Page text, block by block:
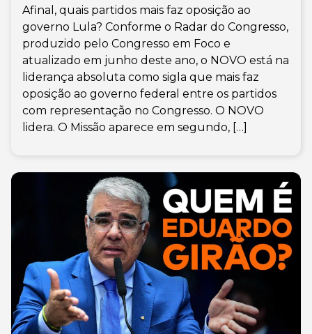
Afinal, quais partidos mais faz oposição ao
governo Lula? Conforme o Radar do Congresso,
produzido pelo Congresso em Foco e
atualizado em junho deste ano, o NOVO está na
liderança absoluta como sigla que mais faz
oposição ao governo federal entre os partidos
com representação no Congresso. O NOVO
lidera. O Missão aparece em segundo, […]